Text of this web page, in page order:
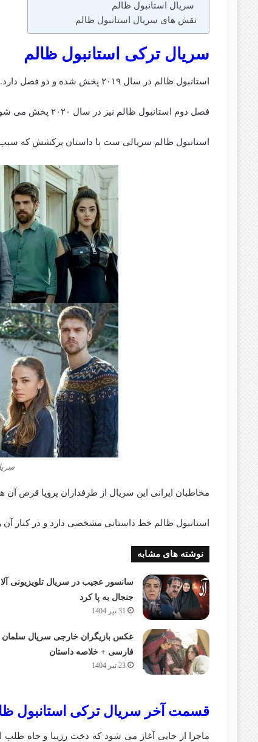
سریال استانبول ظالم
نقش های سریال استانبول ظالم
سریال ترکی استانبول ظالم
استانبول ظالم در سال ۲۰۱۹ پخش شده و دو فصل دارد.
فصل دوم استانبول ظالم نیز در سال ۲۰۲۰ پخش می شود.
استانبول ظالم سریالی ست با داستان پرکشش که سبب
مخاطبان ایرانی این سریال از طرفداران پروپا قرص آن
استانبول ظالم خط داستانی مشخصی دارد و در کنار
نوشته های مشابه
سانسور عجیب در سریال تلویزیونی آلا
جنجال به پا کرد
31 تیر 1404
عکس بازیگران خارجی سریال سلمان
فارسی + خلاصه داستان
23 تیر 1404
قسمت آخر سریال ترکی استانبول
ماجرا از جایی آغاز می شود که دخت رزیبا و جاه طلب